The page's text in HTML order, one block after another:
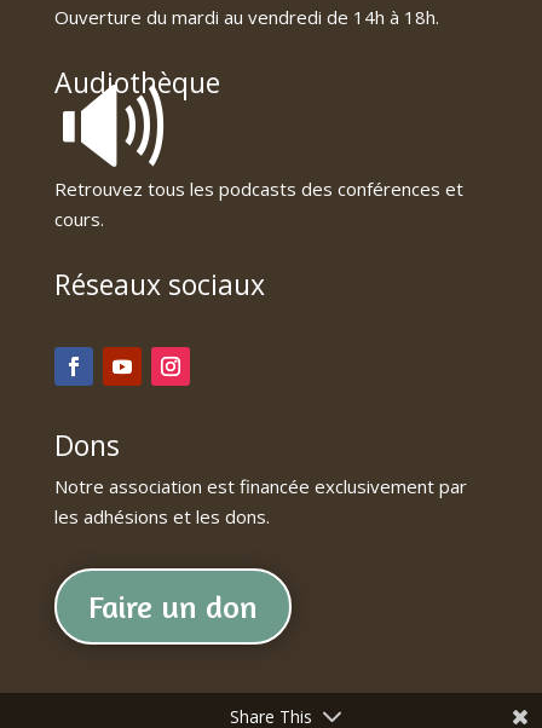
Ouverture du mardi au vendredi de 14h à 18h.
Audiothèque
🔊
Retrouvez tous les podcasts des conférences et
cours.
Réseaux sociaux
Dons
Notre association est financée exclusivement par
les adhésions et les dons.
Faire un don
Share This